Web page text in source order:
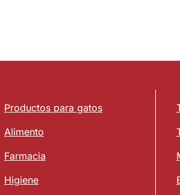
Productos para gatos
Alimento
Farmacia
Higiene